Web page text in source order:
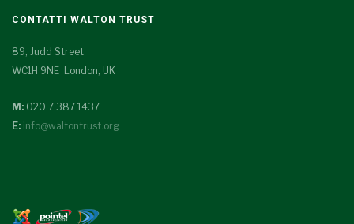
CONTATTI WALTON TRUST
89, Judd Street
WC1H 9NE London, UK
M: 020 7 387 1437
E: info@waltontrust.org